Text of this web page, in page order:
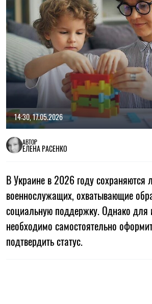
14:30, 17.05.2026
АВТОР
ЕЛЕНА РАСЕНКО
В Украине в 2026 году сохраняются
военнослужащих, охватывающие
социальную поддержку. Однако для
необходимо самостоятельно
подтвердить статус.